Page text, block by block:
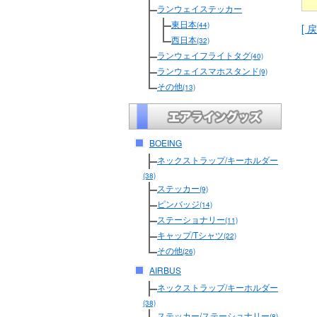
ランウェイステッカー
東日本(44)
西日本(32)
ランウェイフライトタグ(40)
ランウェイスマホスタンド(9)
その他(13)
BOEING
ネックストラップ/キーホルダー
(38)
ステッカー(9)
ピンバッジ(14)
ステーショナリー(11)
キャップ/Tシャツ(22)
その他(26)
AIRBUS
ネックストラップ/キーホルダー
(38)
[